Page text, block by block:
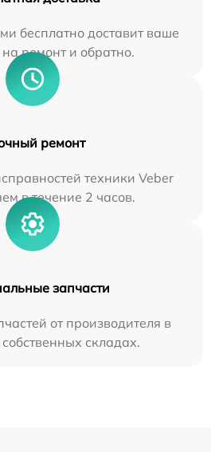
бесплатно доставит ваше
на ремонт и обратно.
ремонт
техники Veber
в течение 2 часов.
запчасти
от производителя в
складах.